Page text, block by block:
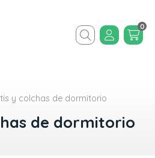
Buscar
0
y colchas de dormitorio
de dormitorio